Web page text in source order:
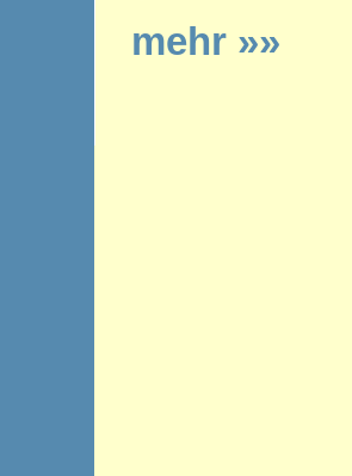
mehr »»